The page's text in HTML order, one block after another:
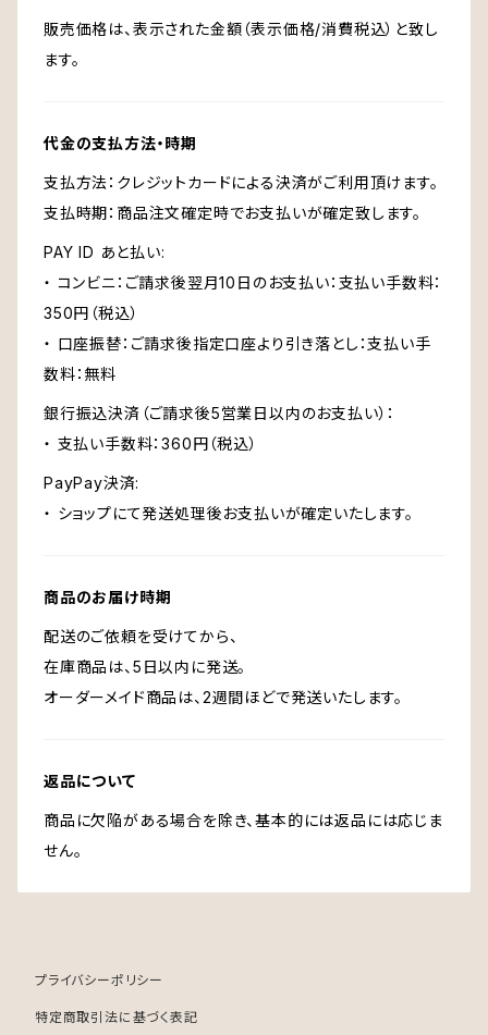
販売価格は、表示された金額（表示価格/消費税込）と致し
ます。
代金の支払方法・時期
支払方法：クレジットカードによる決済がご利用頂けます。
支払時期：商品注文確定時でお支払いが確定致します。
PAY ID あと払い:
・ コンビニ：ご請求後翌月10日のお支払い：支払い手数料：
350円（税込）
・ 口座振替：ご請求後指定口座より引き落とし：支払い手
数料：無料
銀行振込決済（ご請求後5営業日以内のお支払い）：
・ 支払い手数料：360円（税込）
PayPay決済:
・ ショップにて発送処理後お支払いが確定いたします。
商品のお届け時期
配送のご依頼を受けてから、
在庫商品は、5日以内に発送。
オーダーメイド商品は、2週間ほどで発送いたします。
返品について
商品に欠陥がある場合を除き、基本的には返品には応じま
せん。
プライバシーポリシー
特定商取引法に基づく表記